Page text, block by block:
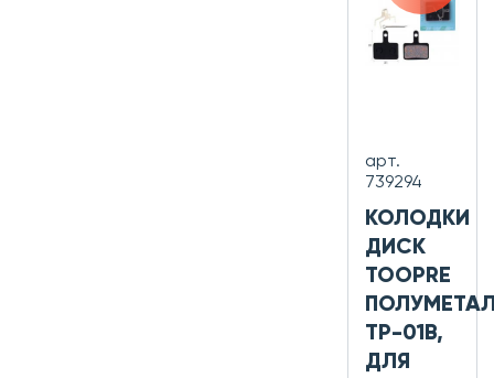
арт.
739294
КОЛОДКИ
ДИСК
TOOPRE
TP-01B,
ДЛЯ